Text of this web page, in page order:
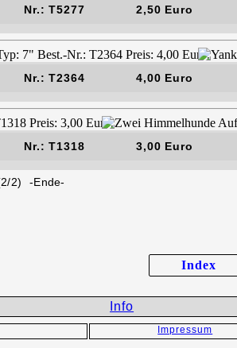
Nr.: T5277 2,50 Euro
Nr.: T2364 4,00 Euro
Nr.: T1318 3,00 Euro
2) -Ende-
Index
Info
Impressum